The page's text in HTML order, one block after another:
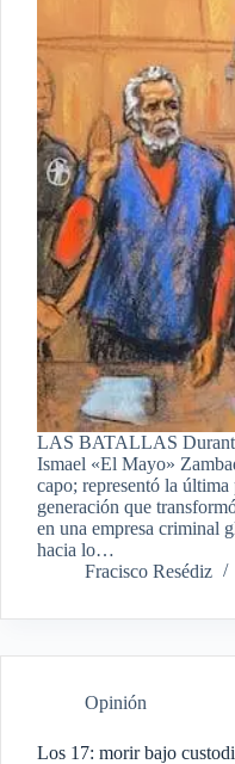
LAS BATALLAS
Ismael «El Mayo»
capo; representó la
generación que
en una empresa criminal
hacia lo…
Fracisco Resédiz
Opinión
Los 17: morir bajo